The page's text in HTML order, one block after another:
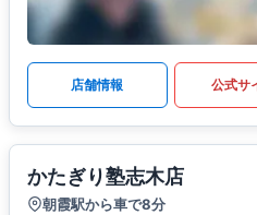
店舗情報 公式サ
かたぎり塾志木店
朝霞駅から車で8分